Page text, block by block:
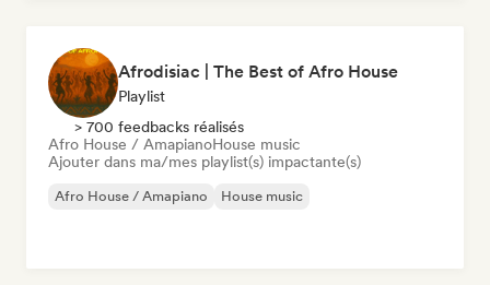
Afrodisiac | The Best of Afro House
Playlist
> 700 feedbacks réalisés
Afro House / AmapianoHouse music
Ajouter dans ma/mes playlist(s) impactante(s)
Afro House / Amapiano House music